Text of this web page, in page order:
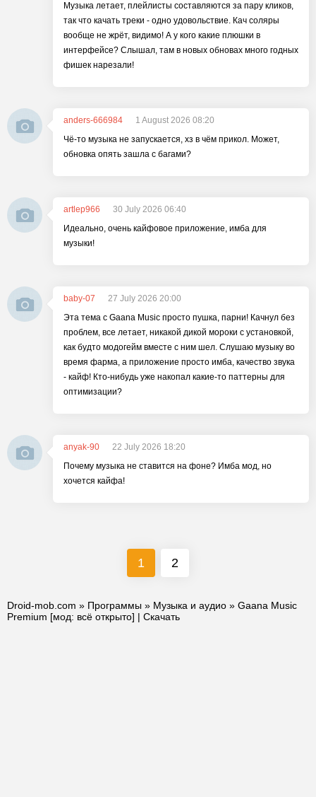
Музыка летает, плейлисты составляются за пару кликов,
так что качать треки - одно удовольствие. Кач соляры
вообще не жрёт, видимо! А у кого какие плюшки в
интерфейсе? Слышал, там в новых обновах много годных
фишек нарезали!
anders-666984
1 August 2026 08:20
Чё-то музыка не запускается, хз в чём прикол. Может,
обновка опять зашла с багами?
artlep966
30 July 2026 06:40
Идеально, очень кайфовое приложение, имба для
музыки!
baby-07
27 July 2026 20:00
Эта тема с Gaana Music просто пушка, парни! Качнул без
проблем, все летает, никакой дикой мороки с установкой,
как будто модогейм вместе с ним шел. Слушаю музыку во
время фарма, а приложение просто имба, качество звука
- кайф! Кто-нибудь уже накопал какие-то паттерны для
оптимизации?
anyak-90
22 July 2026 18:20
Почему музыка не ставится на фоне? Имба мод, но
хочется кайфа!
1 2
Droid-mob.com » Программы » Музыка и аудио » Gaana Music
Premium [мод: всё открыто] | Скачать